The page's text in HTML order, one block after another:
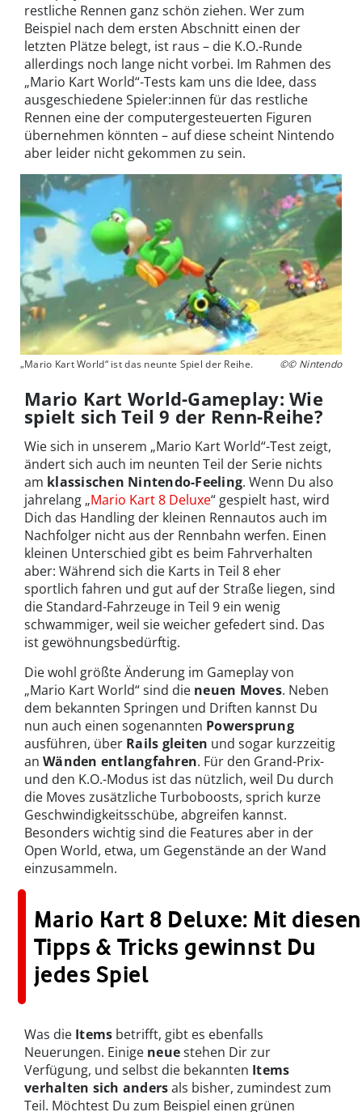
restliche Rennen ganz schön ziehen. Wer zum
Beispiel nach dem ersten Abschnitt einen der
letzten Plätze belegt, ist raus – die K.O.-Runde
allerdings noch lange nicht vorbei. Im Rahmen des
„Mario Kart World“-Tests kam uns die Idee, dass
ausgeschiedene Spieler:innen für das restliche
Rennen eine der computergesteuerten Figuren
übernehmen könnten – auf diese scheint Nintendo
aber leider nicht gekommen zu sein.
„Mario Kart World“ ist das neunte Spiel der Reihe. ©© Nintendo
Mario Kart World-Gameplay: Wie
spielt sich Teil 9 der Renn-Reihe?
Wie sich in unserem „Mario Kart World“-Test zeigt,
ändert sich auch im neunten Teil der Serie nichts
am klassischen Nintendo-Feeling. Wenn Du also
jahrelang „Mario Kart 8 Deluxe“ gespielt hast, wird
Dich das Handling der kleinen Rennautos auch im
Nachfolger nicht aus der Rennbahn werfen. Einen
kleinen Unterschied gibt es beim Fahrverhalten
aber: Während sich die Karts in Teil 8 eher
sportlich fahren und gut auf der Straße liegen, sind
die Standard-Fahrzeuge in Teil 9 ein wenig
schwammiger, weil sie weicher gefedert sind. Das
ist gewöhnungsbedürftig.
Die wohl größte Änderung im Gameplay von
„Mario Kart World“ sind die neuen Moves. Neben
dem bekannten Springen und Driften kannst Du
nun auch einen sogenannten Powersprung
ausführen, über Rails gleiten und sogar kurzzeitig
an Wänden entlangfahren. Für den Grand-Prix-
und den K.O.-Modus ist das nützlich, weil Du durch
die Moves zusätzliche Turboboosts, sprich kurze
Geschwindigkeitsschübe, abgreifen kannst.
Besonders wichtig sind die Features aber in der
Open World, etwa, um Gegenstände an der Wand
einzusammeln.
Mario Kart 8 Deluxe: Mit diesen
Tipps & Tricks gewinnst Du
jedes Spiel
Was die Items betrifft, gibt es ebenfalls
Neuerungen. Einige neuestehen Dir zur
Verfügung, und selbst die bekannten Items
verhalten sich andersals bisher, zumindest zum
Teil. Möchtest Du zum Beispiel einen grünen